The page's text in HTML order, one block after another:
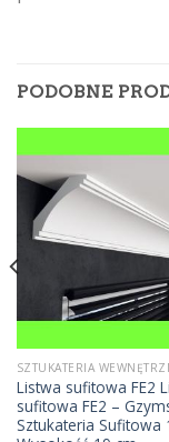
PODOBNE
Listwa sufitowa FE2
sufitowa FE2 –
Sztukateria Sufitowa